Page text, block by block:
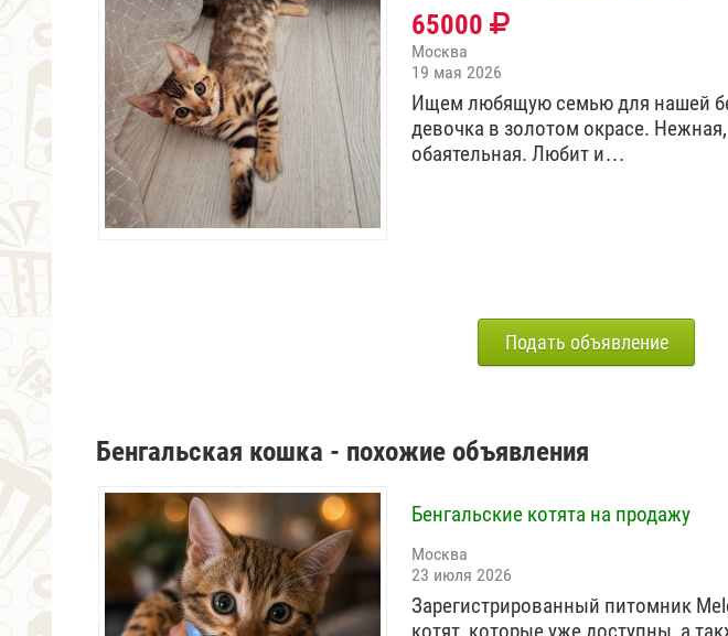
65000
Москва
19 мая 2026
Ищем любящую семью для нашей
девочка в золотом окрасе.
обаятельная. Любит и…
Подать объявление
Бенгальская кошка - похожие объявления
Бенгальские котята на продажу
Москва
23 июля 2026
Зарегистрированный питомник
котят, которые уже доступны, а